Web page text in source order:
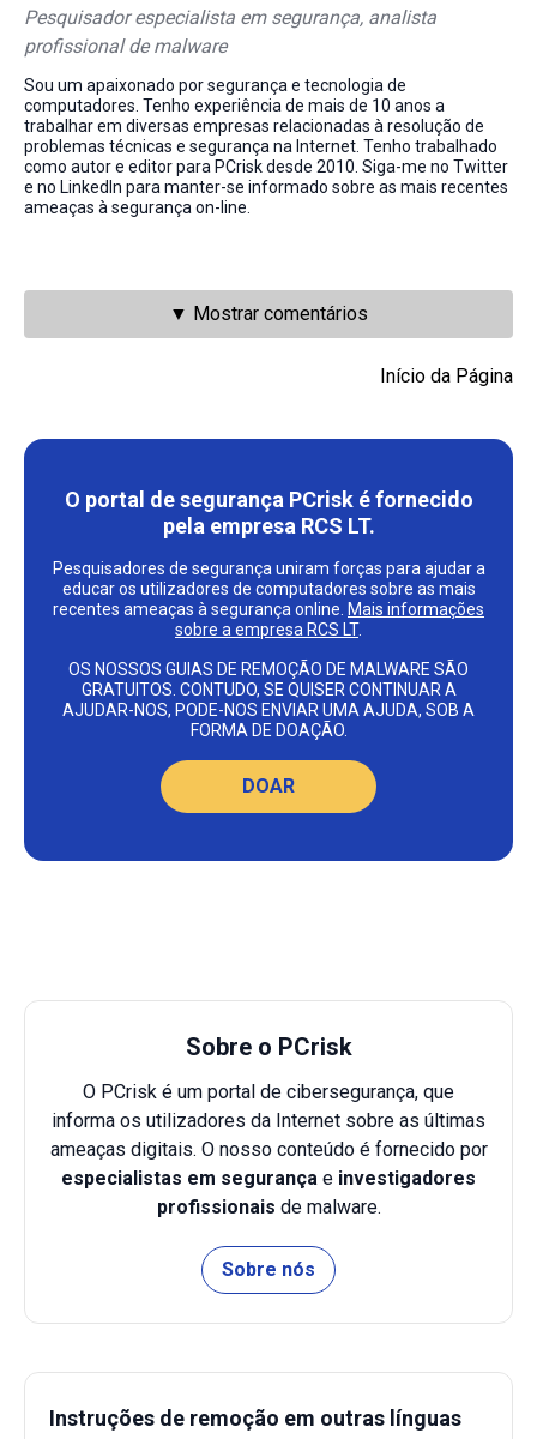
Pesquisador especialista em segurança, analista
profissional de malware
Sou um apaixonado por segurança e tecnologia de
computadores. Tenho experiência de mais de 10 anos a
trabalhar em diversas empresas relacionadas à resolução de
problemas técnicas e segurança na Internet. Tenho trabalhado
como autor e editor para PCrisk desde 2010. Siga-me no Twitter
e no LinkedIn para manter-se informado sobre as mais recentes
ameaças à segurança on-line.
▼ Mostrar comentários
Início da Página
O portal de segurança PCrisk é fornecido
pela empresa RCS LT.
Pesquisadores de segurança uniram forças para ajudar a
educar os utilizadores de computadores sobre as mais
recentes ameaças à segurança online. Mais informações
sobre a empresa RCS LT.
OS NOSSOS GUIAS DE REMOÇÃO DE MALWARE SÃO
GRATUITOS. CONTUDO, SE QUISER CONTINUAR A
AJUDAR-NOS, PODE-NOS ENVIAR UMA AJUDA, SOB A
FORMA DE DOAÇÃO.
DOAR
Sobre o PCrisk
O PCrisk é um portal de cibersegurança, que
informa os utilizadores da Internet sobre as últimas
ameaças digitais. O nosso conteúdo é fornecido por
especialistas em segurança e investigadores
profissionais de malware.
Sobre nós
Instruções de remoção em outras línguas